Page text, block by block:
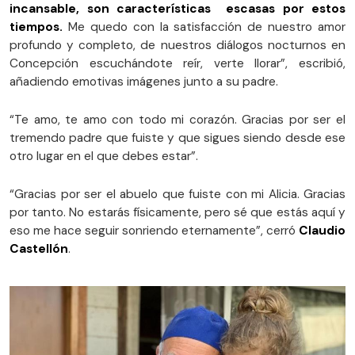
incansable, son características escasas por estos
tiempos. Me quedo con la satisfacción de nuestro amor
profundo y completo, de nuestros diálogos nocturnos en
Concepción escuchándote reír, verte llorar”, escribió,
añadiendo emotivas imágenes junto a su padre.
“Te amo, te amo con todo mi corazón. Gracias por ser el
tremendo padre que fuiste y que sigues siendo desde ese
otro lugar en el que debes estar”.
“Gracias por ser el abuelo que fuiste con mi Alicia. Gracias
por tanto. No estarás físicamente, pero sé que estás aquí y
eso me hace seguir sonriendo eternamente”, cerró Claudio
Castellón.